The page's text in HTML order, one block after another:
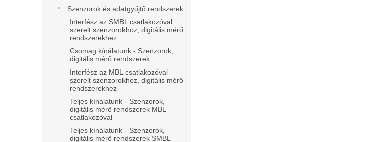
Szenzorok és adatgyűjtő rendszerek
Interfész az SMBL csatlakozóval
szerelt szenzorokhoz, digitális mérő
rendszerekhez
Csomag kínálatunk - Szenzorok,
digitális mérő rendszerek
Interfész az MBL csatlakozóval
szerelt szenzorokhoz, digitális mérő
rendszerekhez
Teljes kínálatunk - Szenzorok,
digitális mérő rendszerek MBL
csatlakozóval
Teljes kínálatunk - Szenzorok,
digitális mérő rendszerek SMBL